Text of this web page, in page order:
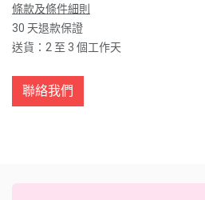
條款及條件細則
30 天退款保證
送貨：2 至 3 個工作天
聯絡我們